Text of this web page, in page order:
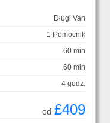
Długi Van
1 Pomocnik
60 min
60 min
4 godz.
od £409